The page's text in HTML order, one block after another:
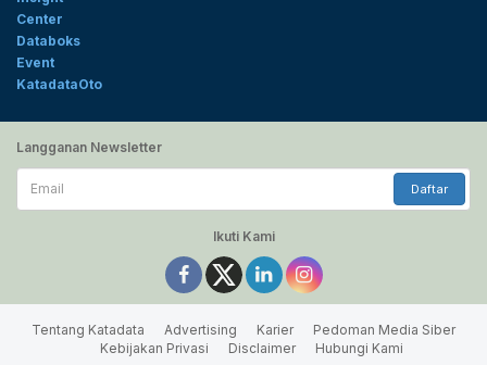
Center
Databoks
Event
KatadataOto
Langganan Newsletter
Email
Daftar
Ikuti Kami
Tentang Katadata Advertising Karier
Pedoman Media Siber
Kebijakan Privasi
Disclaimer Hubungi Kami